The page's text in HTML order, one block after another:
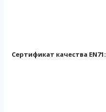
Сертификат качества EN71: